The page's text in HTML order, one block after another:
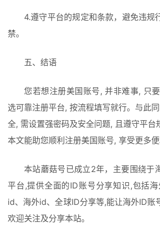
4.遵守平台的规定和条款，避免违规
禁。
五、结语
您若想注册美国账号, 并非难事, 只
选可靠注册平台, 按流程填写就行。与此
全, 需设置强密码及安全问题, 且遵守平台
本文能助您顺利注册美国账号, 享受更多便
本站蘑菇号已成立2年，主要围绕于
平台,提供全面的ID账号分享知识,包括
id、海外id、全球ID分享等,能让海外ID账
欢迎关注及分享本站。